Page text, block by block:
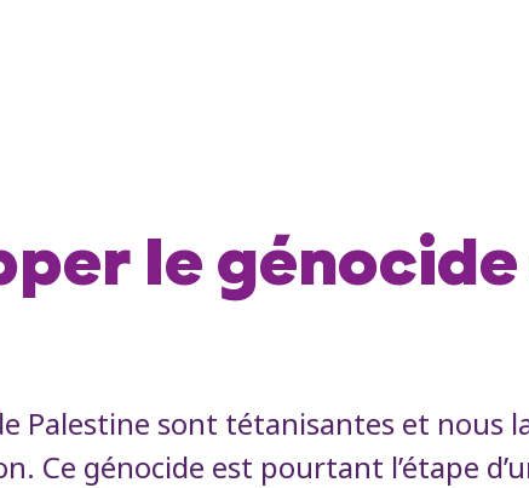
le génocide
Palestine sont tétanisantes et nous
Ce génocide est pourtant l’étape